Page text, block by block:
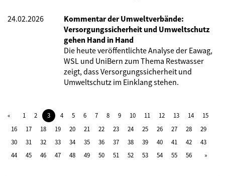
24.02.2026
Kommentar der Umweltverbände:
Versorgungssicherheit und Umweltschutz
gehen Hand in Hand
Die heute veröffentlichte Analyse der Eawag,
WSL und UniBern zum Thema Restwasser
zeigt, dass Versorgungssicherheit und
Umweltschutz im Einklang stehen.
1 2 3 4 5 6 7 8 9 10 11 12 13 14
15
16
17 18 19 20 21 22 23 24 25 26 27 28
29
30
31 32 33 34 35 36 37 38 39 40 41 42
43
44
45 46 47 48 49 50 51 52 53 54 55 56